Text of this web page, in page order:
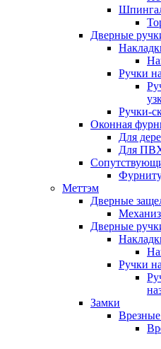
Дверные
Ручки
Ручки-
Оконная
Для
Для
Меттэм
Дверные
Дверные
Ручки
Замки